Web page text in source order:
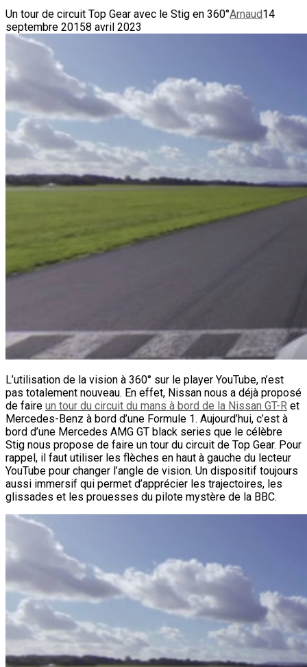
Un tour de circuit Top Gear avec le Stig en 360°Arnaud14
septembre 20158 avril 2023
L’utilisation de la vision à 360° sur le player YouTube, n’est
pas totalement nouveau. En effet, Nissan nous a déjà proposé
de faire un tour du circuit du mans à bord de la Nissan GT-R et
Mercedes-Benz à bord d’une Formule 1. Aujourd’hui, c’est à
bord d’une Mercedes AMG GT black series que le célèbre
Stig nous propose de faire un tour du circuit de Top Gear. Pour
rappel, il faut utiliser les flèches en haut à gauche du lecteur
YouTube pour changer l’angle de vision. Un dispositif toujours
aussi immersif qui permet d’apprécier les trajectoires, les
glissades et les prouesses du pilote mystère de la BBC.